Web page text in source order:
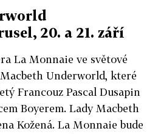
20. a 21. září
La Monnaie ve světové
Underworld, které
Francouz Pascal Dusapin
Boyerem. Lady Macbeth
Kožená. La Monnaie bude